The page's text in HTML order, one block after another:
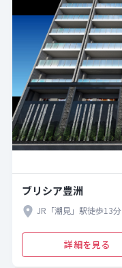
ブリシア豊洲
JR「潮見」駅徒歩13分
詳細を見る